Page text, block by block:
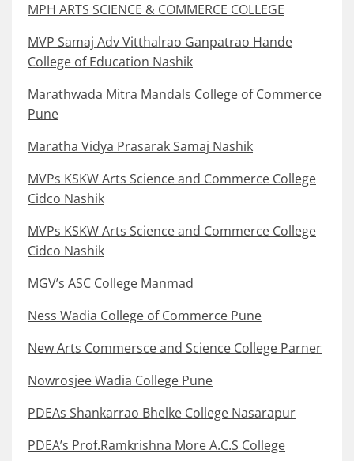
MPH ARTS SCIENCE & COMMERCE COLLEGE
MVP Samaj Adv Vitthalrao Ganpatrao Hande
College of Education Nashik
Marathwada Mitra Mandals College of Commerce
Pune
Maratha Vidya Prasarak Samaj Nashik
MVPs KSKW Arts Science and Commerce College
Cidco Nashik
MVPs KSKW Arts Science and Commerce College
Cidco Nashik
MGV’s ASC College Manmad
Ness Wadia College of Commerce Pune
New Arts Commersce and Science College Parner
Nowrosjee Wadia College Pune
PDEAs Shankarrao Bhelke College Nasarapur
PDEA’s Prof.Ramkrishna More A.C.S College